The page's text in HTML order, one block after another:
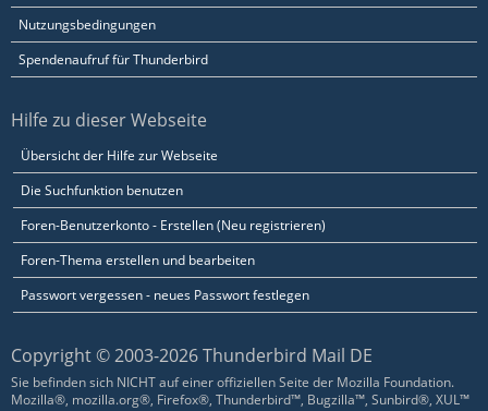
Nutzungsbedingungen
Spendenaufruf für Thunderbird
Hilfe zu dieser Webseite
Übersicht der Hilfe zur Webseite
Die Suchfunktion benutzen
Foren-Benutzerkonto - Erstellen (Neu registrieren)
Foren-Thema erstellen und bearbeiten
Passwort vergessen - neues Passwort festlegen
Copyright © 2003-2026 Thunderbird Mail DE
Sie befinden sich NICHT auf einer offiziellen Seite der Mozilla Foundation.
Mozilla®, mozilla.org®, Firefox®, Thunderbird™, Bugzilla™, Sunbird®, XUL™